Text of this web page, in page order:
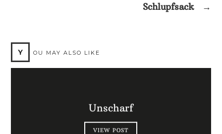
Schlupfsack
→
Y OU MAY ALSO LIKE
Unscharf
VIEW POST